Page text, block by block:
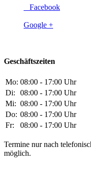
Facebook
Google +
Geschäftszeiten
Mo: 08:00 - 17:00 Uhr
Di:
08:00 - 17:00 Uhr
Mi: 08:00 - 17:00 Uhr
Do: 08:00 - 17:00 Uhr
Fr:
08:00 - 17:00 Uhr
Termine nur nach
möglich.